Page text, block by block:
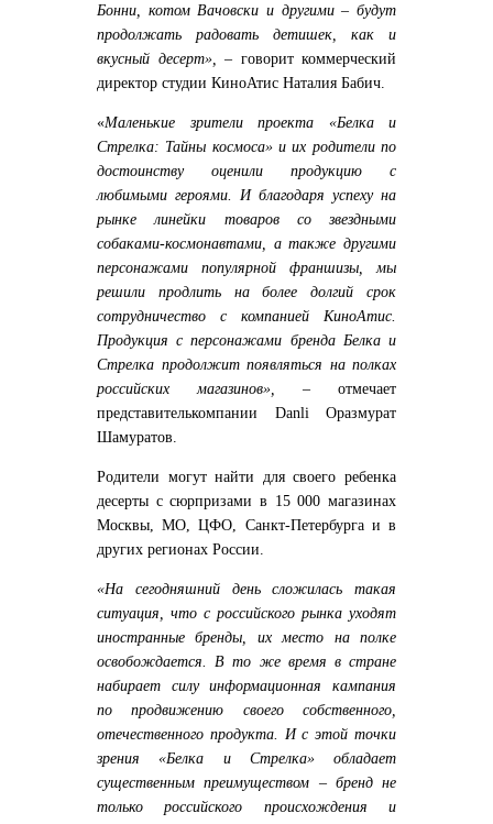
Бонни, котом Вачовски и другими – будут
продолжать радовать детишек, как и
вкусный десерт»,
– говорит коммерческий
директор студии КиноАтис Наталия Бабич
«Маленькие зрители проекта «Белка и
Стрелка: Тайны космоса» и их родители по
достоинству оценили продукцию с
любимыми героями. И благодаря успеху на
рынкелинейки товаров со звездными
собаками-космонавтами, а также другими
персонажами популярной франшизы,
мы
решили продлить на более долгий срок
сотрудничество с компанией КиноАтис.
Продукция с персонажами бренда Белка и
Стрелка продолжит появляться на полках
российских магазинов», – отмечает
представителькомпании Danli Оразмурат
Шамуратов
Родители могут найти для своего ребенка
десерты с сюрпризами в 15 000 магазинах
Москвы, МО, ЦФО, Санкт-Петербурга и в
других регионах России.
«На сегодняшний день сложилась такая
ситуация, что с российского рынка уходят
иностранные бренды, их место на полке
освобождается. В то же время в стране
набирает силу информационная кампания
по продвижению своего собственного,
отечественного продукта. И с этой точки
зрения «Белка и Стрелка» обладает
существенным преимуществом – бренд не
только российского происхождения и